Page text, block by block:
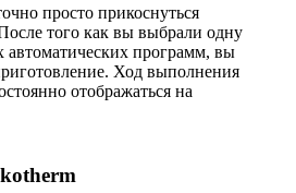
просто прикоснуться
того как вы выбрали одну
автоматических программ, вы
Ход выполнения
отображаться на